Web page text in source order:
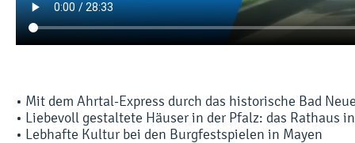
• Mit dem Ahrtal-Express durch das historische Bad
• Liebevoll gestaltete Häuser in der Pfalz: das Rathaus
• Lebhafte Kultur bei den Burgfestspielen in Mayen